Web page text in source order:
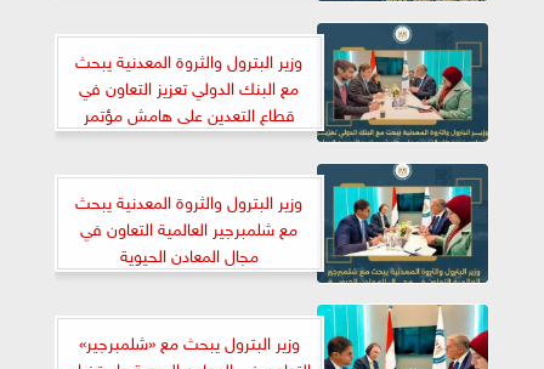
وزير البترول والثروة المعدنية يبحث
مع البنك الدولي تعزيز التعاون في
قطاع التعدين على هامش مؤتمر
التعدين الدولي
وزير البترول والثروة المعدنية يبحث
مع شلمبرجير العالمية التعاون في
مجال المعادن الحيوية
وزير البترول يبحث مع «شلمبرجير»